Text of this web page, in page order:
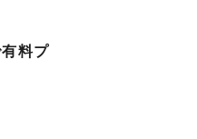
料プ